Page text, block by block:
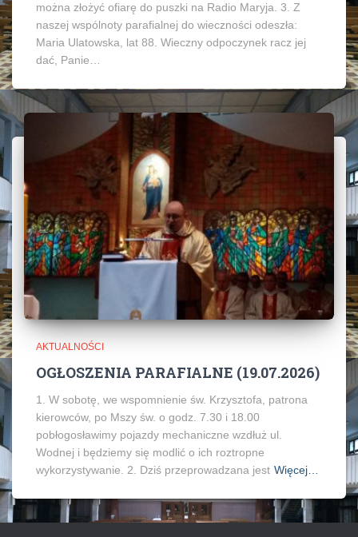
można złożyć ofiarę do puszki na Radio Maryja. 3. Z
naszej wspólnoty parafialnej do wieczności odeszła:
Maria Ulatowska, lat 88. Wieczny odpoczynek racz jej
dać, Panie…
AKTUALNOŚCI
OGŁOSZENIA PARAFIALNE (19.07.2026)
1. W sobotę, we wspomnienie św. Krzysztofa, patrona
kierowców, po Mszy św. o godz. 7.30 i 18.00
pobłogosławimy pojazdy mechaniczne wzdłuż ul.
Wodnej i będziemy się modlić o ich roztropne
wykorzystywanie. 2. Dziś przeprowadzana jest Więcej…